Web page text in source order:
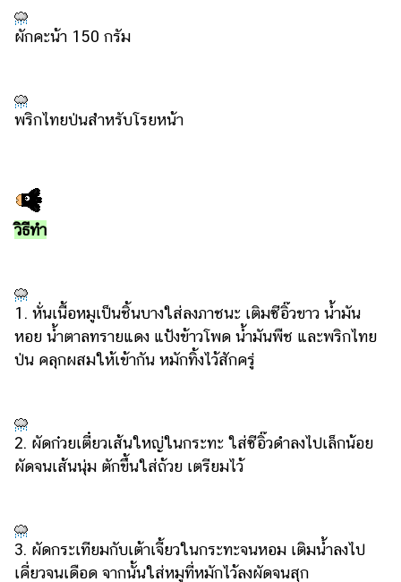
ผักคะน้า 150 กรัม
พริกไทยป่นสำหรับโรยหน้า
วิธีทำ
1. หั่นเนื้อหมูเป็นชิ้นบางใส่ลงภาชนะ เติมซีอิ๊วขาว น้ำมัน
หอย น้ำตาลทรายแดง แป้งข้าวโพด น้ำมันพืช และพริกไทย
ป่น คลุกผสมให้เข้ากัน หมักทิ้งไว้สักครู่
2. ผัดก๋วยเตี๋ยวเส้นใหญ่ในกระทะ ใส่ซีอิ๊วดำลงไปเล็กน้อย
ผัดจนเส้นนุ่ม ตักขึ้นใส่ถ้วย เตรียมไว้
3. ผัดกระเทียมกับเต้าเจี้ยวในกระทะจนหอม เติมน้ำลงไป
เคี่ยวจนเดือด จากนั้นใส่หมูที่หมักไว้ลงผัดจนสุก